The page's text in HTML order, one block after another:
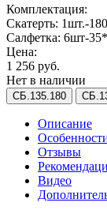
Комплектация:
Скатерть: 1шт.-
Салфетка: 6шт-
Цена:
1 256 руб.
Нет в наличии
СБ.135.180
Описание
Отзывы
Видео